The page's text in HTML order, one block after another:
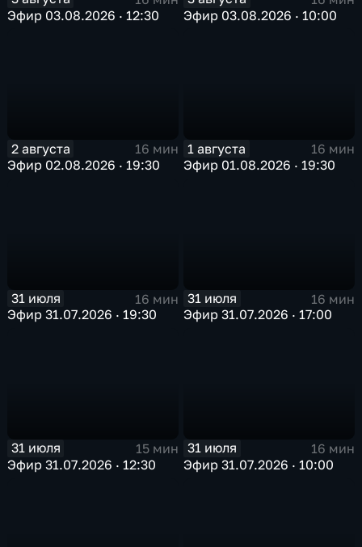
Эфир 03.08.2026 · 12:30
Эфир 03.08.2026 · 10:00
2 августа
16 мин
Эфир 02.08.2026 · 19:30
1 августа
16 мин
Эфир 01.08.2026 · 19:30
31 июля
16 мин
Эфир 31.07.2026 · 19:30
31 июля
16 мин
Эфир 31.07.2026 · 17:00
31 июля
15 мин
Эфир 31.07.2026 · 12:30
31 июля
16 мин
Эфир 31.07.2026 · 10:00